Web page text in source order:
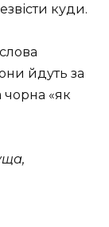
куди.
йдуть за
чорна «як